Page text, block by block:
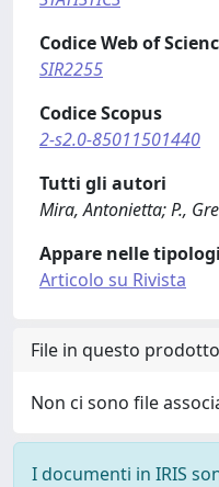
Codice Web of
SIR2255
Codice Scopus
2-s2.0-85011501440
Tutti gli autori
Mira, Antonietta; P.,
Appare nelle
Articolo su Rivista
File in questo
Non ci sono file
I documenti in IRIS